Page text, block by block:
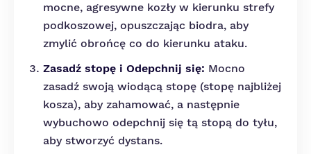
mocne, agresywne kozły w kierunku strefy
podkoszowej, opuszczając biodra, aby
zmylić obrońcę co do kierunku ataku.
Zasadź stopę i Odepchnij się: Mocno
zasadź swoją wiodącą stopę (stopę najbliżej
kosza), aby zahamować, a następnie
wybuchowo odepchnij się tą stopą do tyłu,
aby stworzyć dystans.